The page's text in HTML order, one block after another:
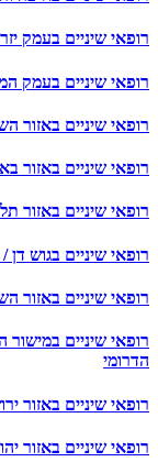
שיניים בעמק
שיניים בעמק
שיניים באזור
שיניים באזור
שיניים באזור תל
שיניים בגוש דן /
שיניים באזור
שיניים במישור
שיניים באזור
שיניים באזור